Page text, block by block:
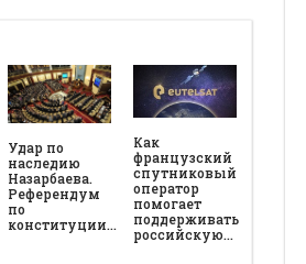
Удар по
наследию
Назарбаева.
Референдум
по
конституции…
Как
французский
спутниковый
оператор
помогает
поддерживать
российскую…